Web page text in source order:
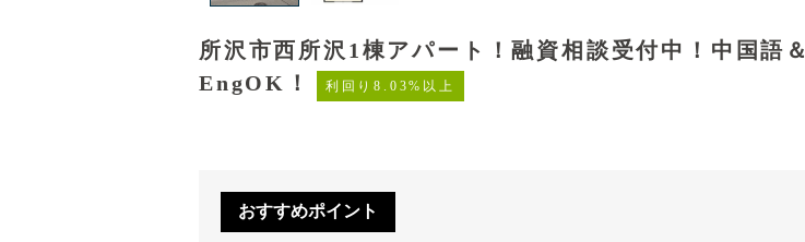
所沢市西所沢1棟アパート！融資相談受付中！中国語＆
EngOK！
利回り8.03%以上
おすすめポイント